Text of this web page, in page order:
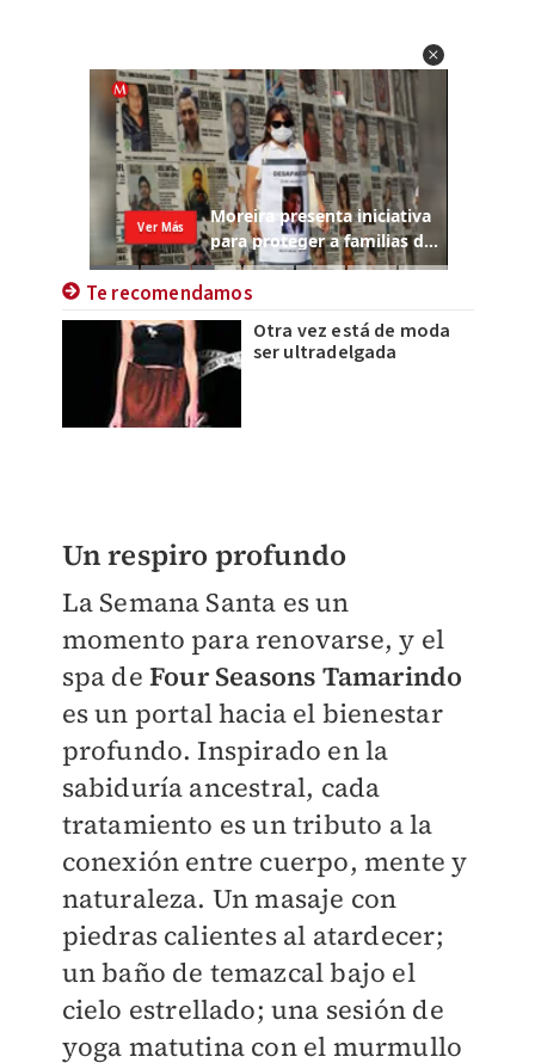
Te recomendamos
Otra vez está de moda
ser ultradelgada
Un respiro profundo
La Semana Santa es un
momento para renovarse, y el
spa de Four Seasons Tamarindo
es un portal hacia el bienestar
profundo. Inspirado en la
sabiduría ancestral, cada
tratamiento es un tributo a la
conexión entre cuerpo, mente y
naturaleza. Un masaje con
piedras calientes al atardecer;
un baño de temazcal bajo el
cielo estrellado; una sesión de
yoga matutina con el murmullo